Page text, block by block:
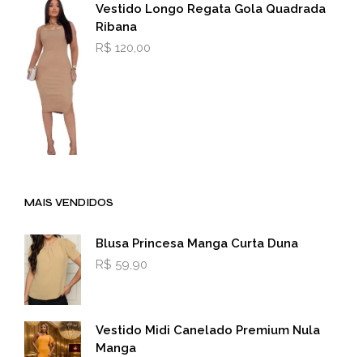
Vestido Longo Regata Gola Quadrada
Ribana
R$ 120,00
MAIS VENDIDOS
Blusa Princesa Manga Curta Duna
R$ 59,90
Vestido Midi Canelado Premium Nula
Manga